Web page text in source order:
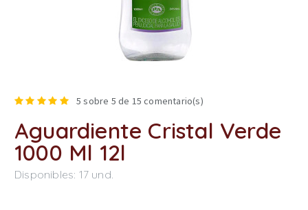
5 sobre 5 de 15 comentario(s)
Aguardiente Cristal Verde
1000 Ml 12l
Disponibles: 17 und.